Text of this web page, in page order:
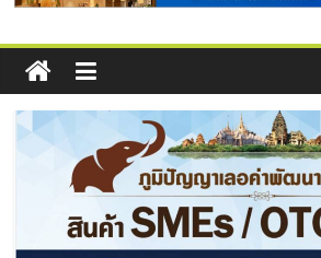
ข้อมูล
ธุรกิจ
SME
แห่ง